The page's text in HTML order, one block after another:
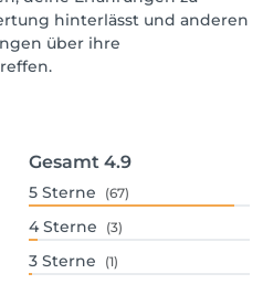
hinterlässt und anderen
über ihre
Gesamt 4.9
5 Sterne (67)
4 Sterne (3)
3 Sterne (1)